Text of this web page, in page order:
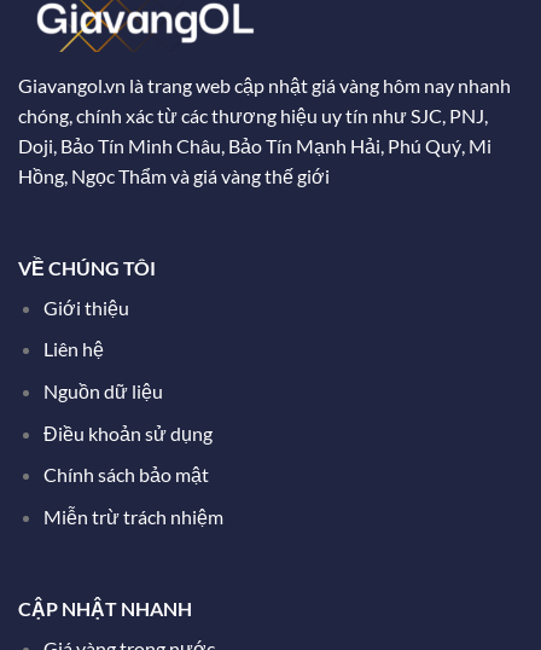
Giavangol.vn là trang web cập nhật giá vàng hôm nay nhanh
chóng, chính xác từ các thương hiệu uy tín như SJC, PNJ,
Doji, Bảo Tín Minh Châu, Bảo Tín Mạnh Hải, Phú Quý, Mi
Hồng, Ngọc Thẩm và giá vàng thế giới
VỀ CHÚNG TÔI
Giới thiệu
Liên hệ
Nguồn dữ liệu
Điều khoản sử dụng
Chính sách bảo mật
Miễn trừ trách nhiệm
CẬP NHẬT NHANH